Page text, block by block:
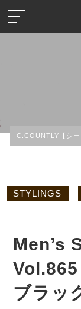
C.COUNTLY【シー
STYLINGS
Men’s
ブラッ